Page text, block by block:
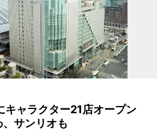
キャラクター21店オープン
サンリオも